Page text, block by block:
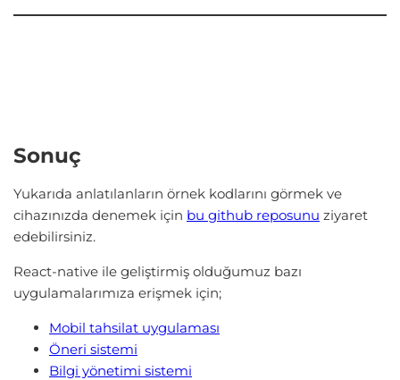
Sonuç
Yukarıda anlatılanların örnek kodlarını görmek ve
cihazınızda denemek için bu github reposunu ziyaret
edebilirsiniz.
React-native ile geliştirmiş olduğumuz bazı
uygulamalarımıza erişmek için;
Mobil tahsilat uygulaması
Öneri sistemi
Bilgi yönetimi sistemi